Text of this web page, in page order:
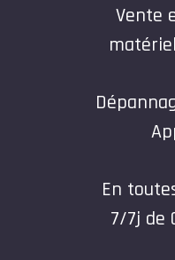
Vente
En
7/7j de